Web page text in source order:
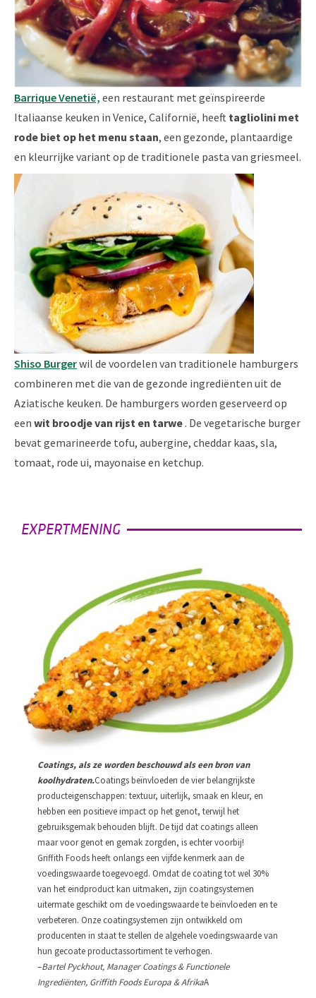
Barrique Venetië, een restaurant met geïnspireerde
Italiaanse keuken in Venice, Californië, heeft tagliolini met
rode biet op het menu staan, een gezonde, plantaardige
en kleurrijke variant op de traditionele pasta van griesmeel.
Shiso Burgerwil de voordelen van traditionele hamburgers
combineren met die van de gezonde ingrediënten uit de
Aziatische keuken. De hamburgers worden geserveerd op
een wit broodje van rijst en tarwe. De vegetarische burger
bevat gemarineerde tofu, aubergine, cheddar kaas, sla,
tomaat, rode ui, mayonaise en ketchup.
EXPERTMENING
Coatings, als ze worden beschouwd als een bron van
koolhydraten.Coatings beïnvloeden de vier belangrijkste
producteigenschappen: textuur, uiterlijk, smaak en kleur, en
hebben een positieve impact op het genot, terwijl het
gebruiksgemak behouden blijft. De tijd dat coatings alleen
maar voor genot en gemak zorgden, is echter voorbij!
Griffith Foods heeft onlangs een vijfde kenmerk aan de
voedingswaarde toegevoegd. Omdat de coating tot wel 30%
van het eindproduct kan uitmaken, zijn coatingsystemen
uitermate geschikt om de voedingswaarde te beïnvloeden en te
verbeteren. Onze coatingsystemen zijn ontwikkeld om
producenten in staat te stellen de algehele voedingswaarde van
hun gecoate productassortiment te verhogen.
–Bartel Pyckhout, Manager Coatings & Functionele
Ingrediënten, Griffith Foods Europa & AfrikaA